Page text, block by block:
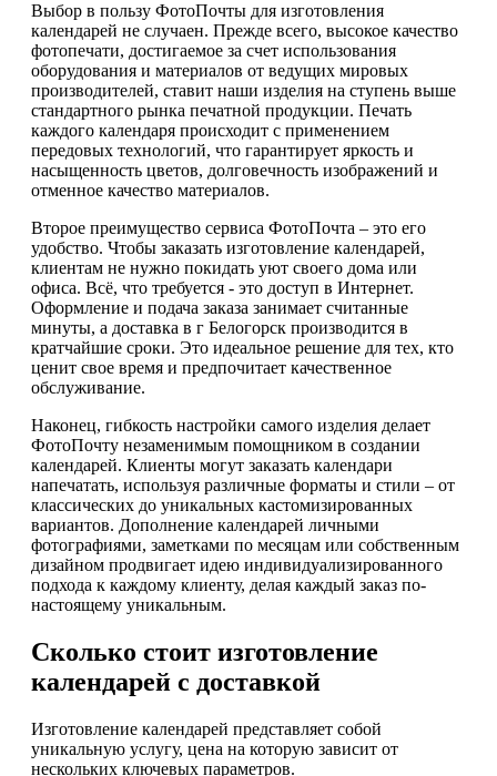
Выбор в пользу ФотоПочты для изготовления
календарей не случаен. Прежде всего, высокое качество
фотопечати, достигаемое за счет использования
оборудования и материалов от ведущих мировых
производителей, ставит наши изделия на ступень выше
стандартного рынка печатной продукции. Печать
каждого календаря происходит с применением
передовых технологий, что гарантирует яркость и
насыщенность цветов, долговечность изображений и
отменное качество материалов.
Второе преимущество сервиса ФотоПочта – это его
удобство. Чтобы заказать изготовление календарей,
клиентам не нужно покидать уют своего дома или
офиса. Всё, что требуется - это доступ в Интернет.
Оформление и подача заказа занимает считанные
минуты, а доставка в г Белогорск производится в
кратчайшие сроки. Это идеальное решение для тех, кто
ценит свое время и предпочитает качественное
обслуживание.
Наконец, гибкость настройки самого изделия делает
ФотоПочту незаменимым помощником в создании
календарей. Клиенты могут заказать календари
напечатать, используя различные форматы и стили – от
классических до уникальных кастомизированных
вариантов. Дополнение календарей личными
фотографиями, заметками по месяцам или собственным
дизайном продвигает идею индивидуализированного
подхода к каждому клиенту, делая каждый заказ по-
настоящему уникальным.
Сколько стоит изготовление
календарей с доставкой
Изготовление календарей представляет собой
уникальную услугу, цена на которую зависит от
нескольких ключевых параметров.